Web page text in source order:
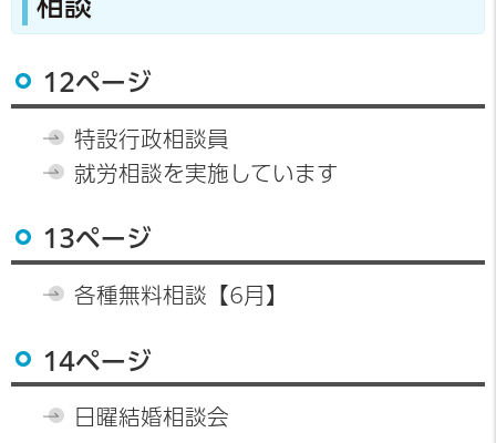
12ページ
特設行政相談員
就労相談を実施しています
13ページ
各種無料相談【6月】
14ページ
日曜結婚相談会